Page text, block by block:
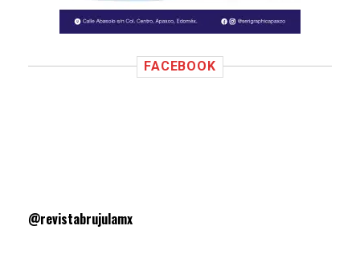
FACEBOOK
@revistabrujulamx